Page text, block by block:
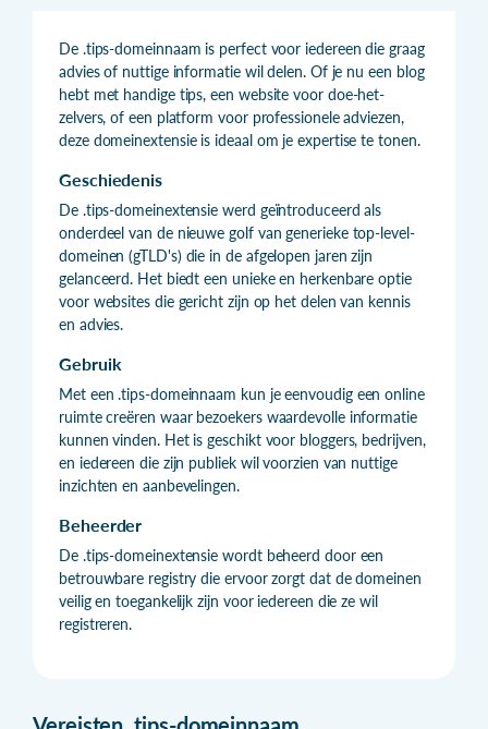
De .tips-domeinnaam is perfect voor iedereen die graag
advies of nuttige informatie wil delen. Of je nu een blog
hebt met handige tips, een website voor doe-het-
zelvers, of een platform voor professionele adviezen,
deze domeinextensie is ideaal om je expertise te tonen.
Geschiedenis
De .tips-domeinextensie werd geïntroduceerd als
onderdeel van de nieuwe golf van generieke top-level-
domeinen (gTLD's) die in de afgelopen jaren zijn
gelanceerd. Het biedt een unieke en herkenbare optie
voor websites die gericht zijn op het delen van kennis
en advies.
Gebruik
Met een .tips-domeinnaam kun je eenvoudig een online
ruimte creëren waar bezoekers waardevolle informatie
kunnen vinden. Het is geschikt voor bloggers, bedrijven,
en iedereen die zijn publiek wil voorzien van nuttige
inzichten en aanbevelingen.
Beheerder
De .tips-domeinextensie wordt beheerd door een
betrouwbare registry die ervoor zorgt dat de domeinen
veilig en toegankelijk zijn voor iedereen die ze wil
registreren.